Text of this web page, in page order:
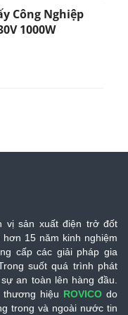
Công Nghiệp
1000W
vị sản xuất điện trở đốt
15 năm kinh nghiệm
cấp các giải pháp gia
suốt quá trình phát
an toàn lên hàng đầu.
hiệu ROVICO do
trong và ngoài nước tin